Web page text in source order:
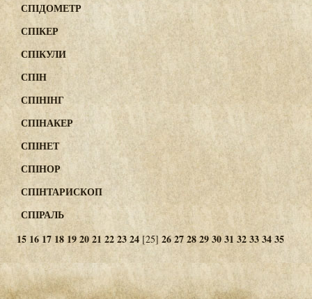
СПІДОМЕТР
СПІКЕР
СПІКУЛИ
СПІН
СПІНІНГ
СПІНАКЕР
СПІНЕТ
СПІНОР
СПІНТАРИСКОП
СПІРАЛЬ
15 16 17 18 192021 222324 [25] 262728293031 32333435